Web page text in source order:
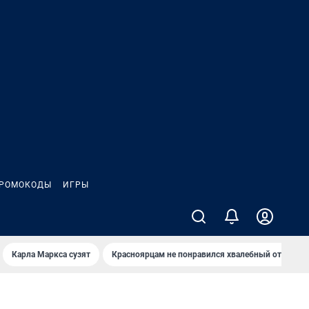
ИГРЫ
Карла Маркса сузят Красноярцам не понравился хвалебный отзыв о